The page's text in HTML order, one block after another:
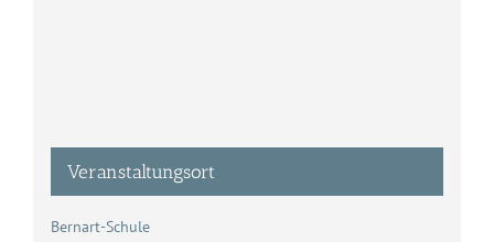
Veranstaltungsort
Bernart-Schule